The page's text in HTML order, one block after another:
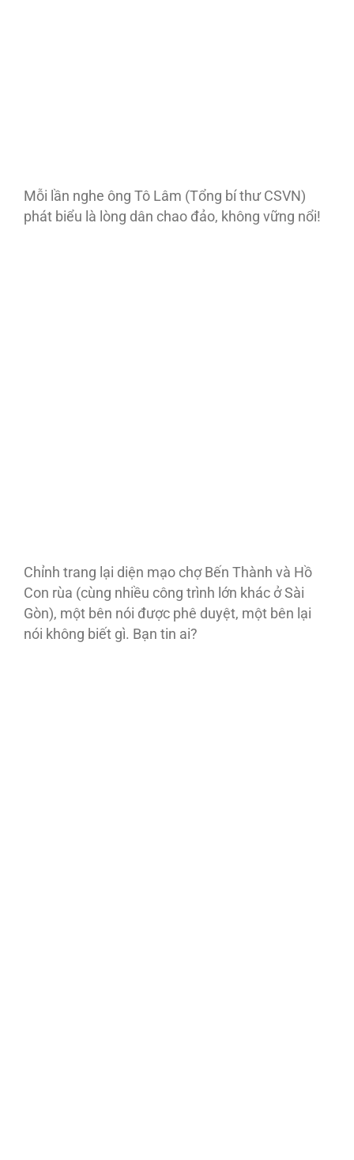
Mỗi lần nghe ông Tô Lâm (Tổng bí thư CSVN)
phát biểu là lòng dân chao đảo, không vững nổi!
Chỉnh trang lại diện mạo chợ Bến Thành và Hồ
Con rùa (cùng nhiều công trình lớn khác ở Sài
Gòn), một bên nói được phê duyệt, một bên lại
nói không biết gì. Bạn tin ai?